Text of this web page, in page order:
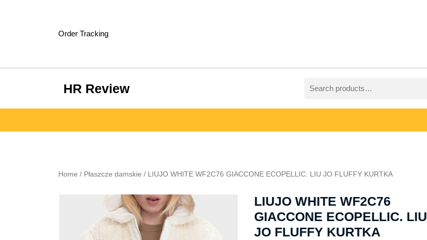
Order Tracking
HR Review
for:
Home / Płaszcze damskie / LIUJO WHITE WF2C76 GIACCONE ECOPELLIC. LIU JO FLUFFY KURTKA
LIUJO WHITE WF2C76
GIACCONE ECOPELLIC. LIU
JO FLUFFY KURTKA